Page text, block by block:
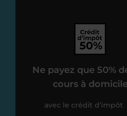
Ne payez que 50%
cours à domicile
avec le crédit d’impôt